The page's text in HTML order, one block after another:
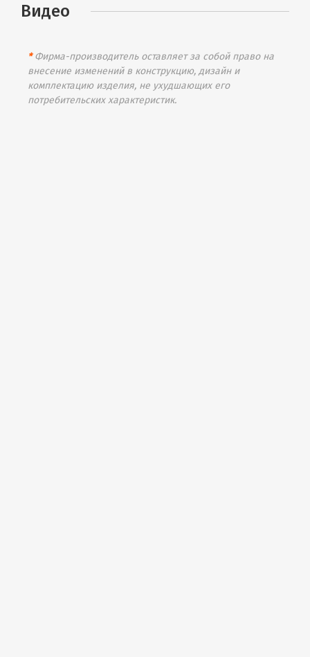
Видео
*Фирма-производитель оставляет за собой право на
внесение изменений в конструкцию, дизайн и
комплектацию изделия, не ухудшающих его
потребительских характеристик.